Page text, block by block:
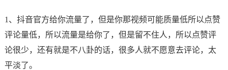
1、抖音官方给你流量了，但是你那视频可能质量低所以点赞
评论量低，所以流量是给你了，但是留不住人，所以点赞评
论很少，还有就是不八卦的话，很多人就不愿意去评论，太
平淡了。